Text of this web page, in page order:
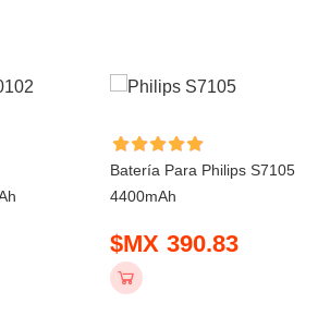
Batería Para Philips S7105
4400mAh
$MX 390.83